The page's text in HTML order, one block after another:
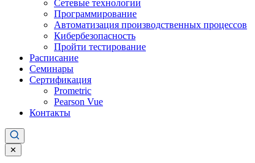
Сетевые технологии
Программирование
Автоматизация производственных процессов
Кибербезопасность
Пройти тестирование
Расписание
Семинары
Сертификация
Prometric
Pearson Vue
Контакты
✕